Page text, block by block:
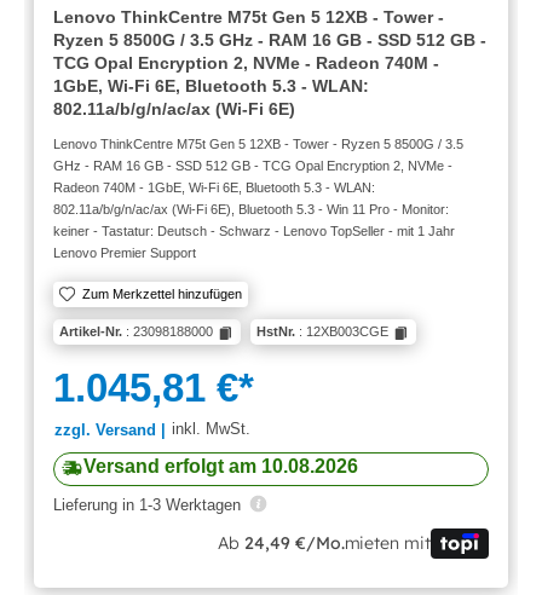
Lenovo ThinkCentre M75t Gen 5 12XB - Tower -
Ryzen 5 8500G / 3.5 GHz - RAM 16 GB - SSD 512 GB -
TCG Opal Encryption 2, NVMe - Radeon 740M -
1GbE, Wi-Fi 6E, Bluetooth 5.3 - WLAN:
802.11a/b/g/n/ac/ax (Wi-Fi 6E)
Lenovo ThinkCentre M75t Gen 5 12XB - Tower - Ryzen 5 8500G / 3.5
GHz - RAM 16 GB - SSD 512 GB - TCG Opal Encryption 2, NVMe -
Radeon 740M - 1GbE, Wi-Fi 6E, Bluetooth 5.3 - WLAN:
802.11a/b/g/n/ac/ax (Wi-Fi 6E), Bluetooth 5.3 - Win 11 Pro - Monitor:
keiner - Tastatur: Deutsch - Schwarz - Lenovo TopSeller - mit 1 Jahr
Lenovo Premier Support
Zum Merkzettel hinzufügen
Artikel-Nr. : 23098188000 HstNr. : 12XB003CGE
1.045,81 €*
zzgl. Versand | inkl. MwSt.
Versand erfolgt am 10.08.2026
Lieferung in 1-3 Werktagen
Ab 24,49 €/Mo.mieten mit